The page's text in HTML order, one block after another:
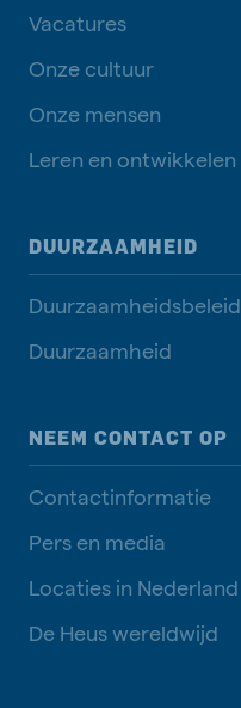
Vacatures
Onze cultuur
Onze mensen
Leren en ontwikkelen
DUURZAAMHEID
Duurzaamheidsbeleid
Duurzaamheid
NEEM CONTACT OP
Contactinformatie
Pers en media
Locaties in Nederland
De Heus wereldwijd